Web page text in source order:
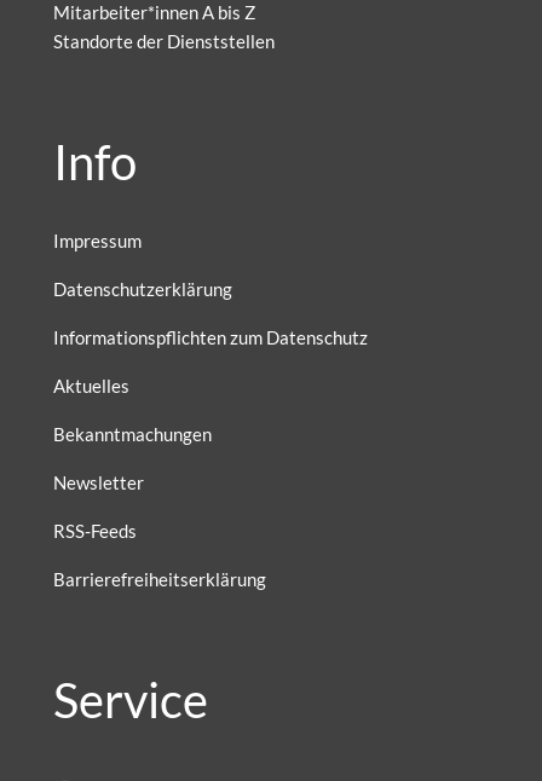
Mitarbeiter*innen A bis Z
Standorte der Dienststellen
Info
Impressum
Datenschutzerklärung
Informationspflichten zum Datenschutz
Aktuelles
Bekanntmachungen
Newsletter
RSS-Feeds
Barrierefreiheitserklärung
Service